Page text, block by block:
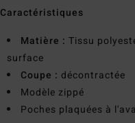
Caractéristiques
Matière : Tissu
surface
Coupe : décontractée
Modèle zippé
Poches plaquées à